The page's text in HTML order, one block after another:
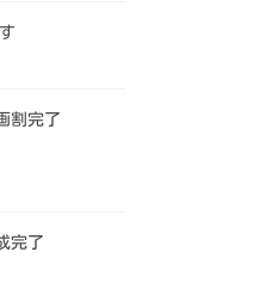
割完了
完了